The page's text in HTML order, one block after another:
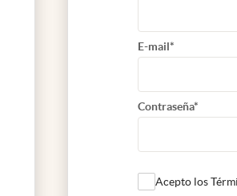
E-mail*
Contraseña*
Acepto los